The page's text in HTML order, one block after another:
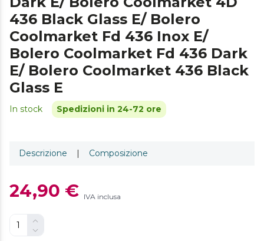
436 Black Glass E/ Bolero
Coolmarket Fd 436 Inox E/
Bolero Coolmarket Fd 436 Dark
E/ Bolero Coolmarket 436 Black
Glass E
In stock Spedizioni in 24-72 ore
Descrizione | Composizione
24,90 € IVA inclusa